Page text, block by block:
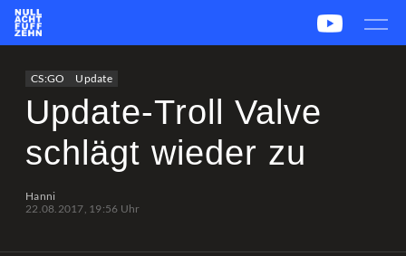
PUBG OP.GG PUBG Report
CS:GO Update
Update-Troll Valve
schlägt wieder zu
Hanni
22.08.2017, 19:56 Uhr